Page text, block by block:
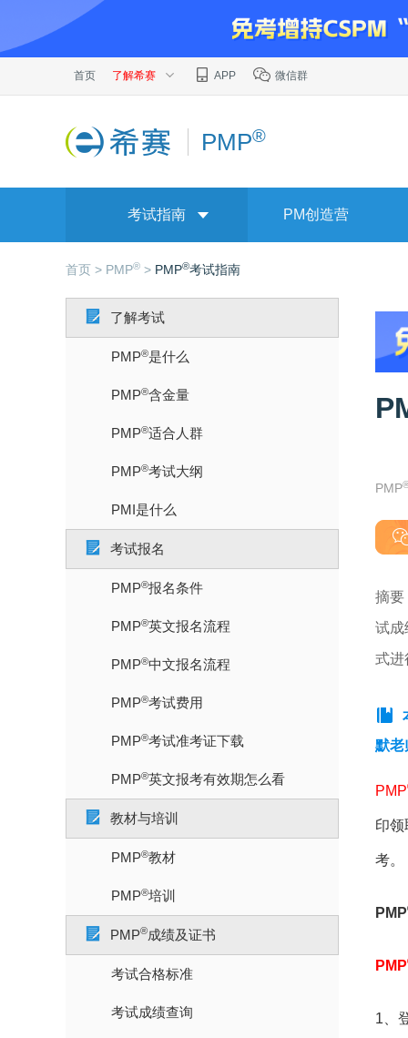
首页 了解希赛 APP 微信群
PMP®
考试指南 PM创造营
首页 > PMP® > PMP®考试指南
PMP
摘
试成
式进
默老
PMP
印领
考。
PMP
PMP
1、
了解考试
PMP®是什么
PMP®含金量
PMP®适合人群
PMP®考试大纲
PMI是什么
考试报名
PMP®报名条件
PMP®英文报名流程
PMP®中文报名流程
PMP®考试费用
PMP®考试准考证下载
PMP®英文报考有效期怎么看
教材与培训
PMP®教材
PMP®培训
PMP®成绩及证书
考试合格标准
考试成绩查询